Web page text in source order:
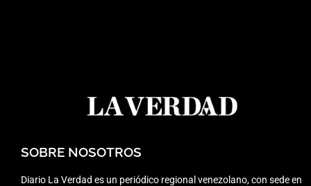
SOBRE NOSOTROS
Diario La Verdad es un periódico regional venezolano, con sede en